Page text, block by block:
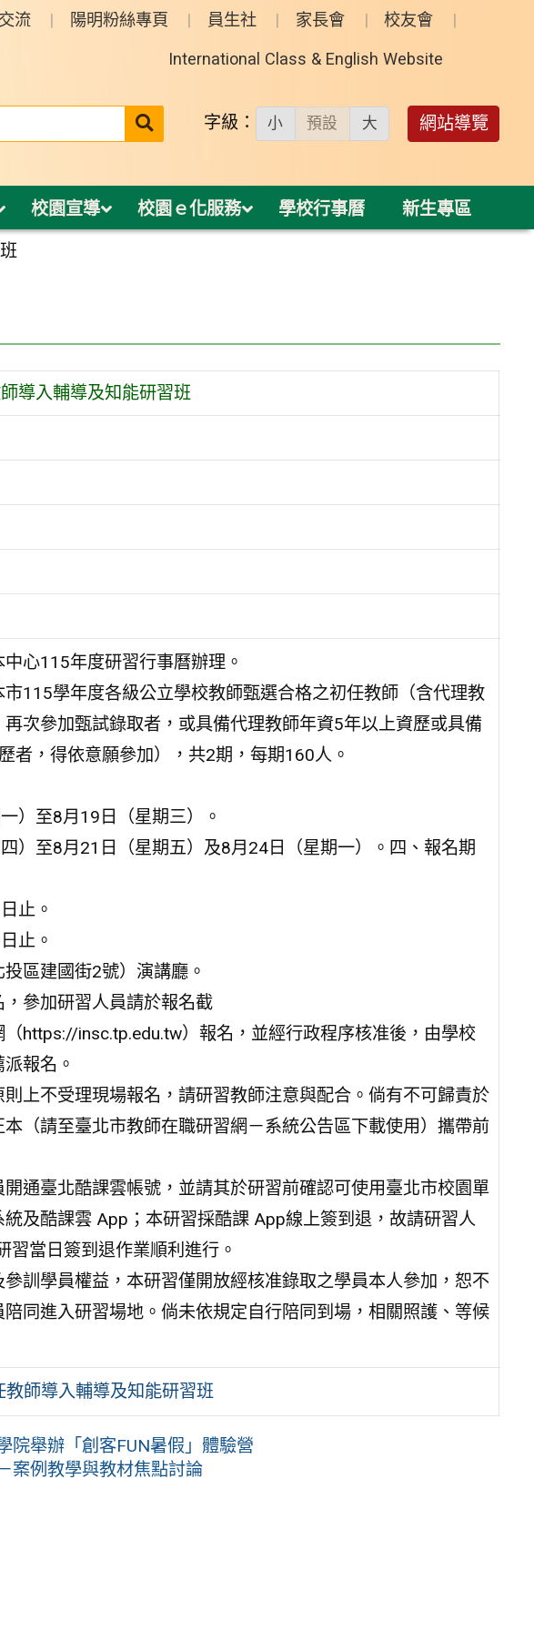
流 陽明粉絲專頁 員生社 家長會 校友會
International Class & English Website
送出 字級： 小 預設 大 網站導覽
校園宣導 校園ｅ化服務 學校行事曆 新生專區
導入輔導及知能研習班
心115年度研習行事曆辦理。
115學年度各級公立學校教師甄選合格之初任教師（含代理教
次參加甄試錄取者，或具備代理教師年資5年以上資歷或具備
者，得依意願參加），共2期，每期160人。
）至8月19日（星期三）。
）至8月21日（星期五）及8月24日（星期一）。四、報名期
止。
止。
區建國街2號）演講廳。
參加研習人員請於報名截
https://insc.tp.edu.tw）報名，並經行政程序核准後，由學校
報名。
上不受理現場報名，請研習教師注意與配合。倘有不可歸責於
（請至臺北市教師在職研習網－系統公告區下載使用）攜帶前
通臺北酷課雲帳號，並請其於研習前確認可使用臺北市校園單
及酷課雲 App；本研習採酷課 App線上簽到退，故請研習人
習當日簽到退作業順利進行。
訓學員權益，本研習僅開放經核准錄取之學員本人參加，恕不
同進入研習場地。倘未依規定自行陪同到場，相關照護、等候
師導入輔導及知能研習班
院舉辦「創客FUN暑假」體驗營
案例教學與教材焦點討論